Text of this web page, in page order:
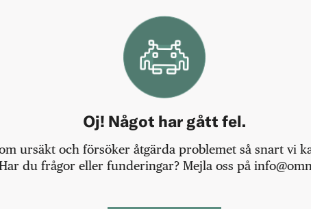
Oj! Något har gått fel.
ursäkt och försöker åtgärda problemet så snart vi
du frågor eller funderingar? Mejla oss på